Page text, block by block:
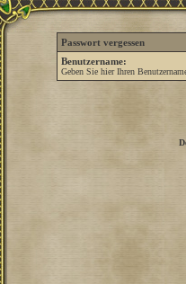
Passwort vergessen
Benutzername:
Geben Sie hier Ihren